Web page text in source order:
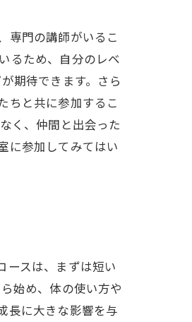
専門の講師がいるこ
るため、自分のレベ
期待できます。さら
ちと共に参加するこ
く、仲間と出会った
に参加してみてはい
ースは、まずは短い
始め、体の使い方や
長に大きな影響を与